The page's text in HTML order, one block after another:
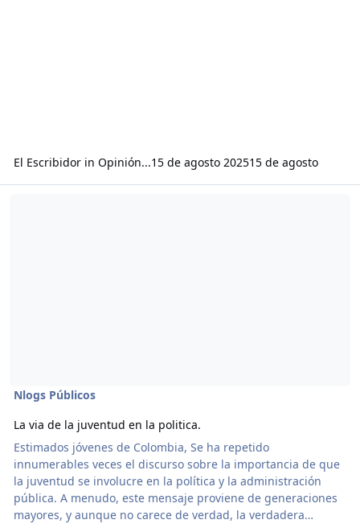
El Escribidorin Opinión...15 de agosto 202515 de agosto
Nlogs Públicos
La via de la juventud en la politica.
Estimados jóvenes de Colombia, Se ha repetido
innumerables veces el discurso sobre la importancia de que
la juventud se involucre en la política y la administración
pública. A menudo, este mensaje proviene de generaciones
mayores, y aunque no carece de verdad, la verdadera